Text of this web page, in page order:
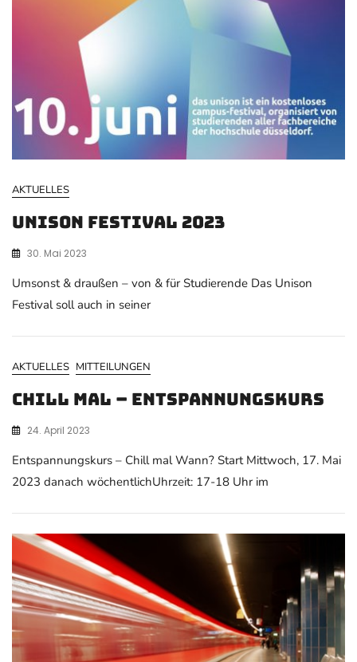
AKTUELLES
unison festival 2023
30. Mai 2023
Umsonst & draußen – von & für Studierende Das Unison
Festival soll auch in seiner
AKTUELLES MITTEILUNGEN
Chill Mal – Entspannungskurs
24. April 2023
Entspannungskurs – Chill mal Wann? Start Mittwoch, 17. Mai
2023 danach wöchentlichUhrzeit: 17-18 Uhr im